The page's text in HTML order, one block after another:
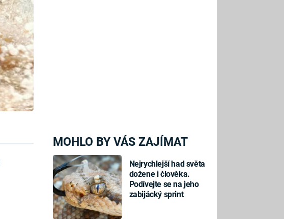
MOHLO BY VÁS ZAJÍMAT
Nejrychlejší had světa
dožene i člověka.
Podívejte se na jeho
zabijácký sprint